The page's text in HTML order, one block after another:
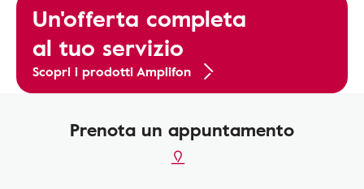
Un'offerta completa
al tuo servizio
Scopri i prodotti Amplifon
Prenota un appuntamento